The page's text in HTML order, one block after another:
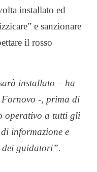
installato ed
e sanzionare
il rosso
installato – ha
-, prima di
operativo a tutti gli
informazione e
dei guidatori”.